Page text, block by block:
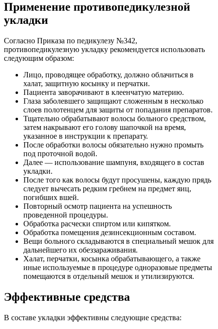
Применение противопедикулезной
укладки
Согласно Приказа по педикулезу №342,
противопедикулезную укладку рекомендуется использовать
следующим образом:
Лицо, проводящее обработку, должно облачиться в
халат, защитную косынку и перчатки.
Пациента заворачивают в клеенчатую материю.
Глаза заболевшего защищают сложенным в несколько
слоев полотенцем для защиты от попадания препаратов.
Тщательно обрабатывают волосы больного средством,
затем накрывают его голову шапочкой на время,
указанное в инструкции к препарату.
После обработки волосы обязательно нужно промыть
под проточной водой.
Далее — использование шампуня, входящего в состав
укладки.
После того как волосы будут просушены, каждую прядь
следует вычесать редким гребнем на предмет яиц,
погибших вшей.
Повторный осмотр пациента на успешность
проведенной процедуры.
Обработка расчески спиртом или кипятком.
Обработка помещения дезинсекционным составом.
Вещи больного складываются в специальный мешок для
дальнейшего их обеззараживания.
Халат, перчатки, косынка обрабатывающего, а также
иные используемые в процедуре одноразовые предметы
помещаются в отдельный мешок и утилизируются.
Эффективные средства
В составе укладки эффективны следующие средства: